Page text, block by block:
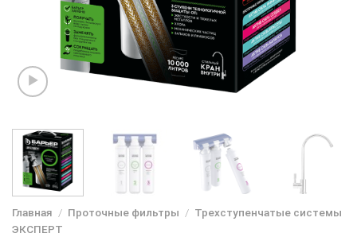
Главная / Проточные фильтры / Трехступенчатые системы
ЭКСПЕРТ